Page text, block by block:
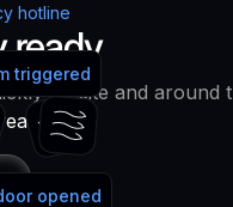
hotline
ready
on site and around
triggered
triggered
opened